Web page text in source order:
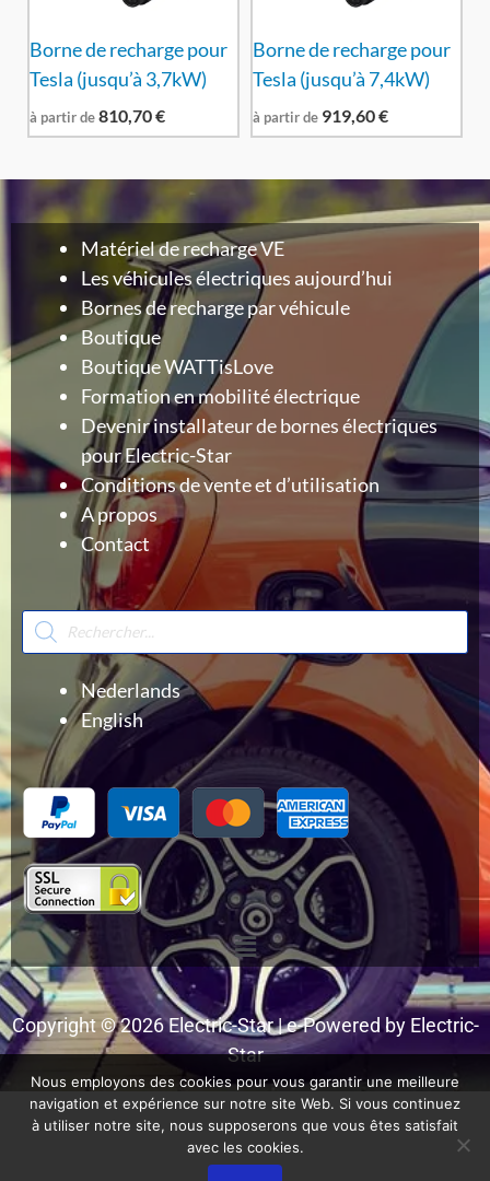
Borne de recharge pour
Tesla (jusqu’à 3,7kW)
à partir de810,70€
Borne de recharge pour
Tesla (jusqu’à 7,4kW)
à partir de 919,60€
Matériel de recharge VE
Les véhicules électriques aujourd’hui
Bornes de recharge par véhicule
Boutique
Boutique WATTisLove
Formation en mobilité électrique
Devenir installateur de bornes électriques
pour Electric-Star
Conditions de vente et d’utilisation
A propos
Contact
Recherche
de
produits
Nederlands
English
Menu
Copyright © 2026 Electric-Star | e-Powered by Electric-
Star
Nous employons des cookies pour vous garantir une meilleure
navigation et expérience sur notre site Web. Si vous continuez
à utiliser notre site, nous supposerons que vous êtes satisfait
avec les cookies.